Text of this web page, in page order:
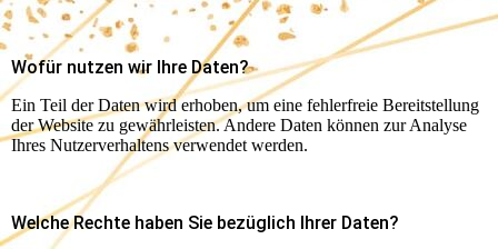
Wofür nutzen wir Ihre Daten?
Ein Teil der Daten wird erhoben, um eine fehlerfreie Bereitstellung
der Website zu gewährleisten. Andere Daten können zur Analyse
Ihres Nutzerverhaltens verwendet werden.
Welche Rechte haben Sie bezüglich Ihrer Daten?